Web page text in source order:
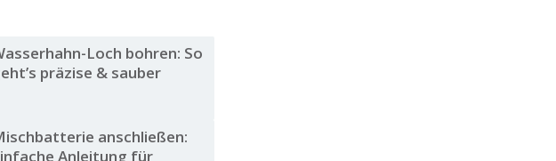
Loch bohren: So
präzise & sauber
anschließen:
Anleitung für